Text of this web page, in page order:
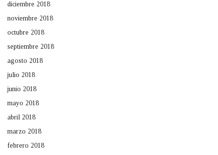
diciembre 2018
noviembre 2018
octubre 2018
septiembre 2018
agosto 2018
julio 2018
junio 2018
mayo 2018
abril 2018
marzo 2018
febrero 2018